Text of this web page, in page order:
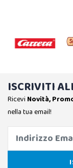
ISCRIVITI
Ricevi Novità,
nella tua email!